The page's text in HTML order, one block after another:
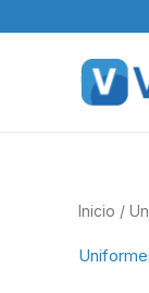
Inicio /